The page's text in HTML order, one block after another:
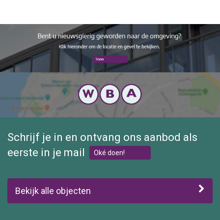
Schrijf je in en ontvang ons aanbod als
eerste in je mail
Oké doen!
Bekijk alle objecten